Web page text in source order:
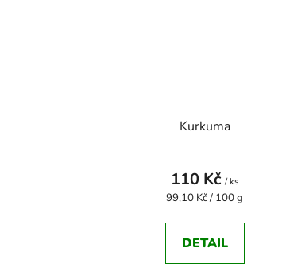
Kurkuma
110 Kč/ ks
Měrná
99,10 Kč / 100 g
DETAIL